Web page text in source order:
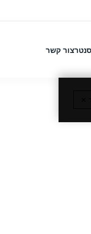
צור קשר